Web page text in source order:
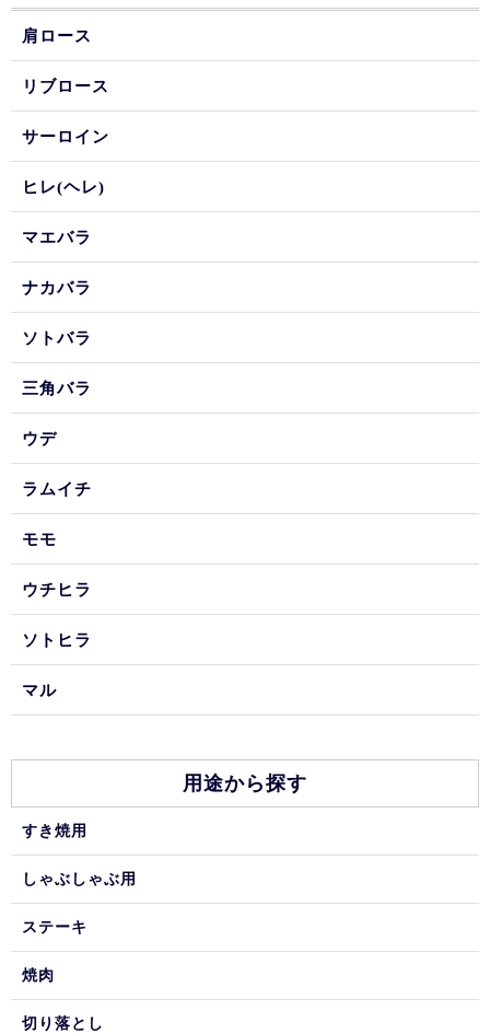
肩ロース
リブロース
サーロイン
ヒレ(ヘレ)
マエバラ
ナカバラ
ソトバラ
三角バラ
ウデ
ラムイチ
モモ
ウチヒラ
ソトヒラ
マル
用途から探す
すき焼用
しゃぶしゃぶ用
ステーキ
焼肉
切り落とし